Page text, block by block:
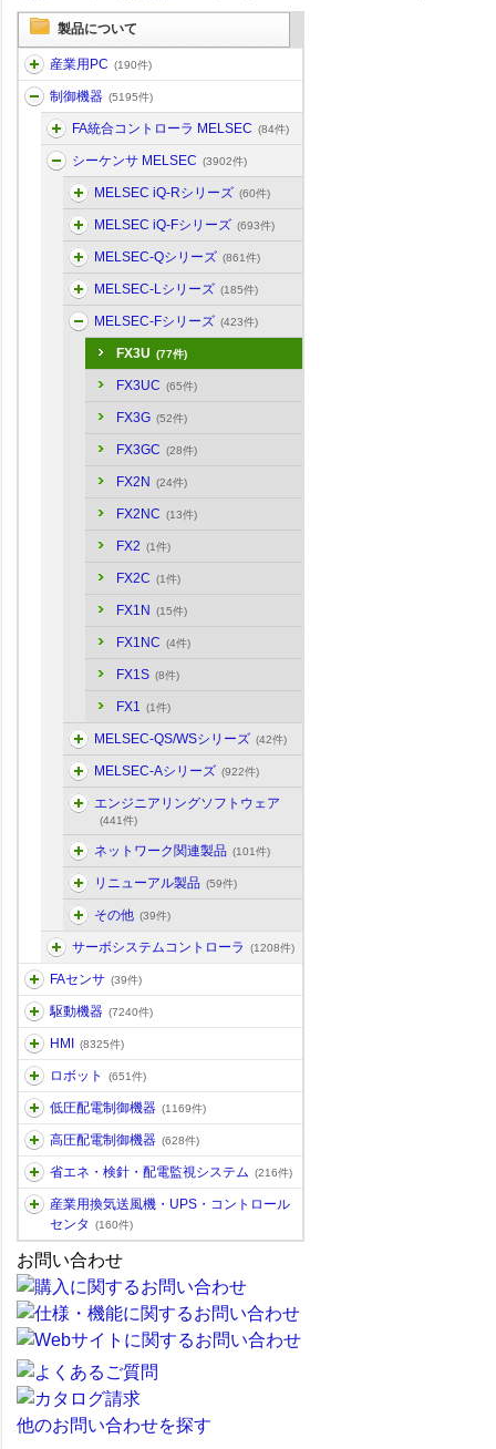
製品について
産業用PC (190件)
制御機器 (5195件)
FA統合コントローラ MELSEC (84件)
シーケンサ MELSEC (3902件)
MELSEC iQ-Rシリーズ (60件)
MELSEC iQ-Fシリーズ (693件)
MELSEC-Qシリーズ (861件)
MELSEC-Lシリーズ (185件)
MELSEC-Fシリーズ (423件)
FX3U (77件)
FX3UC (65件)
FX3G (52件)
FX3GC (28件)
FX2N (24件)
FX2NC (13件)
FX2 (1件)
FX2C (1件)
FX1N (15件)
FX1NC (4件)
FX1S (8件)
FX1 (1件)
MELSEC-QS/WSシリーズ (42件)
MELSEC-Aシリーズ (922件)
エンジニアリングソフトウェア
(441件)
ネットワーク関連製品 (101件)
リニューアル製品 (59件)
その他 (39件)
サーボシステムコントローラ (1208件)
FAセンサ (39件)
駆動機器 (7240件)
HMI (8325件)
ロボット (651件)
低圧配電制御機器 (1169件)
高圧配電制御機器 (628件)
省エネ・検針・配電監視システム (216件)
産業用換気送風機・UPS・コントロール
センタ
(160件)
お問い合わせ
他のお問い合わせを探す